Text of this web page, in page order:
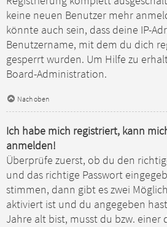
keine neuen Benutzer mehr
könnte auch sein, dass deine IP-
Benutzername, mit dem du dich
gesperrt wurden. Um Hilfe zu
Board-Administration.
Nach oben
Ich habe mich registriert, kann
anmelden!
Überprüfe zuerst, ob du den
und das richtige Passwort
stimmen, dann gibt es zwei
aktiviert ist und du angegeben
Jahre alt bist, musst du bzw. einer